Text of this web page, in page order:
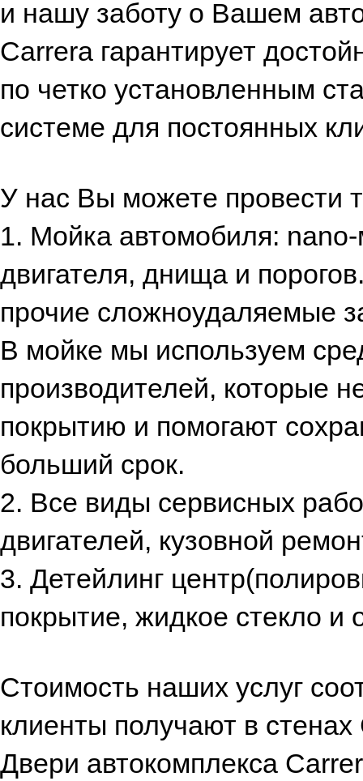
и нашу заботу о Вашем
Carrera гарантирует
по четко установленным
системе для постоянных
У нас Вы можете провести
1. Мойка автомобиля:
двигателя, днища и
прочие сложноудаляемые
В мойке мы используем
производителей, которые
покрытию и помогают
больший срок.
2. Все виды сервисных
двигателей, кузовной
3. Детейлинг
покрытие, жидкое стекло и
Стоимость наших услуг
клиенты получают в стенах
Двери автокомплекса